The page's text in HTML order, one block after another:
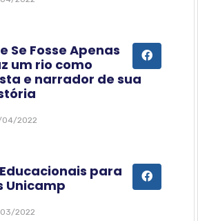
Se Fosse Apenas
um rio como
e narrador de sua
04/2022
para
Unicamp
03/2022